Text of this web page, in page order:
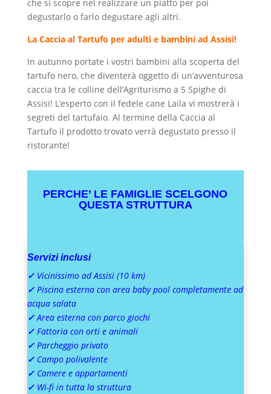
che si scopre nel realizzare un piatto per poi
degustarlo o farlo degustare agli altri.
La Caccia al Tartufo per adulti e bambini ad Assisi!
In autunno portate i vostri bambini alla scoperta del
tartufo nero, che diventerà oggetto di un’avventurosa
caccia tra le colline dell’Agriturismo a 5 Spighe di
Assisi! L’esperto con il fedele cane Laila vi mostrerà i
segreti del tartufaio. Al termine della Caccia al
Tartufo il prodotto trovato verrà degustato presso il
ristorante!
PERCHE’ LE FAMIGLIE SCELGONO
QUESTA STRUTTURA
Servizi inclusi
✓Vicinissimo ad Assisi (10 km)
✓ Piscina esterna con area baby pool completamente ad
acqua salata
✓ Area esterna con parco giochi
✓ Fattoria con orti e animali
✓ Parcheggio privato
✓ Campo polivalente
✓ Camere e appartamenti
✓ Wi-fi in tutta la struttura